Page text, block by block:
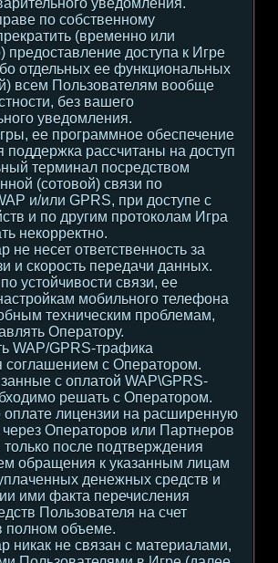
уведомления.
по собственному
(временно или
предоставление доступа к Игре
отдельных ее функциональных
всем Пользователям вообще
без вашего
уведомления.
ее программное обеспечение
поддержка рассчитаны на доступ
терминал посредством
(сотовой) связи по
и/или GPRS, при доступе с
и по другим протоколам Игра
некорректно.
не несет ответственность за
и скорость передачи данных.
устойчивости связи, ее
мобильного телефона
техническим проблемам,
Оператору.
WAP/GPRS-трафика
соглашением с Оператором.
с оплатой WAP\GPRS-
решать с Оператором.
оплате лицензии на расширенную
Операторов или Партнеров
после подтверждения
обращения к указанным лицам
денежных средств и
ими факта перечисления
Пользователя на счет
полном объеме.
никак не связан с материалами,